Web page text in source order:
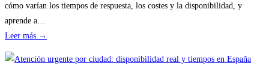
sin
cómo varían los tiempos de respuesta, los costes y la disponibilidad, y
aprende a…
Leer más →
por